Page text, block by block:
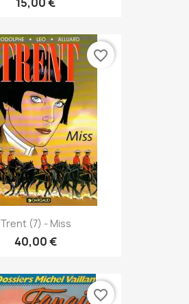
Trent (7) - Miss
40,00 €
favorite_border
favorite_border